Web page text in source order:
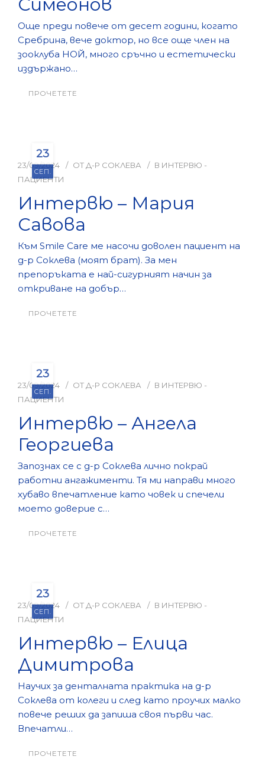
КОНТАКТИ
Симеонов
Още преди повече от десет години, когато
Сребрина, вече доктор, но все още член на
зооклуба НОЙ, много сръчно и естетически
издържано…
ПРОЧЕТЕТЕ
23
СЕП.
23/09/2024 ОТ Д-Р СОКЛЕВА В ИНТЕРВЮ -
ПАЦИЕНТИ
Интервю – Мария
Савова
Към Smile Care ме насочи доволен пациент на
д-р Соклева (моят брат). За мен
препоръката е най-сигурният начин за
откриване на добър…
ПРОЧЕТЕТЕ
23
СЕП.
23/09/2024 ОТ Д-Р СОКЛЕВА В ИНТЕРВЮ -
ПАЦИЕНТИ
Интервю – Ангела
Георгиева
Запознах се с д-р Соклева лично покрай
работни ангажименти. Тя ми направи много
хубаво впечатление като човек и спечели
моето доверие с…
ПРОЧЕТЕТЕ
23
СЕП.
23/09/2024 ОТ Д-Р СОКЛЕВА В ИНТЕРВЮ -
ПАЦИЕНТИ
Интервю – Елица
Димитрова
Научих за денталната практика на д-р
Соклева от колеги и след като проучих малко
повече реших да запиша своя първи час.
Впечатли…
ПРОЧЕТЕТЕ